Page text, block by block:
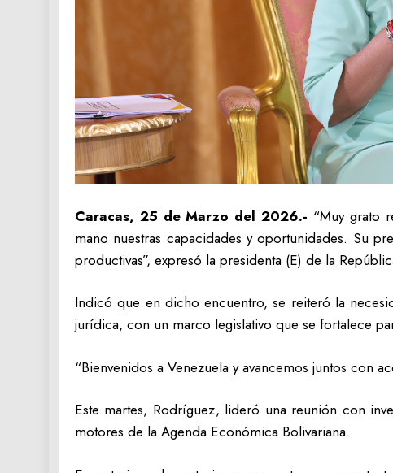
Caracas, 25 de Marzo del 2026.- “Muy grato
mano nuestras capacidades y oportunidades. Su
productivas”, expresó la presidenta (E) de la
Indicó que en dicho encuentro, se reiteró la
jurídica, con un marco legislativo que se fortalece
“Bienvenidos a Venezuela y avancemos juntos con
Este martes, Rodríguez, lideró una reunión con
motores de la Agenda Económica Bolivariana.